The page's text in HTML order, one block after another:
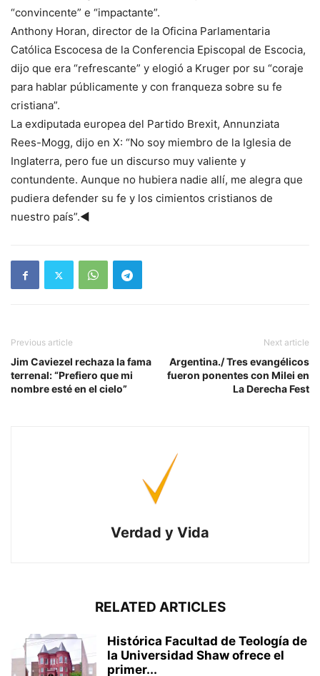
“convincente” e “impactante”.
Anthony Horan, director de la Oficina Parlamentaria
Católica Escocesa de la Conferencia Episcopal de Escocia,
dijo que era “refrescante” y elogió a Kruger por su “coraje
para hablar públicamente y con franqueza sobre su fe
cristiana”.
La exdiputada europea del Partido Brexit, Annunziata
Rees-Mogg, dijo en X: “No soy miembro de la Iglesia de
Inglaterra, pero fue un discurso muy valiente y
contundente. Aunque no hubiera nadie allí, me alegra que
pudiera defender su fe y los cimientos cristianos de
nuestro país”.◄
Previous article
Jim Caviezel rechaza la fama
terrenal: “Prefiero que mi
nombre esté en el cielo”
Next article
Argentina./ Tres evangélicos
fueron ponentes con Milei en
La Derecha Fest
Verdad y Vida
RELATED ARTICLES
Histórica Facultad de Teología de
la Universidad Shaw ofrece el
primer...